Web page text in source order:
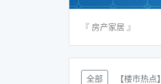
『 房产家居 』
全部 【楼市热点】